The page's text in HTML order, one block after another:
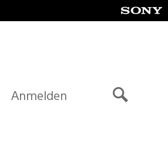
Anmelden